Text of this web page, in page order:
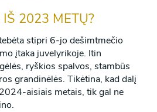
2023 METŲ?
stipri 6-jo dešimtmečio
įtaka juvelyrikoje. Itin
ryškios spalvos, stambūs
grandinėlės. Tikėtina, kad dalį
aisiais metais, tik gal ne